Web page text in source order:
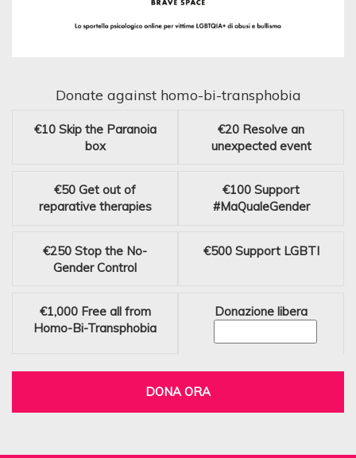
Donate against homo-bi-transphobia
€10 Skip the Paranoia
box
€20 Resolve an
unexpected event
€50 Get out of
reparative therapies
€100 Support
#MaQualeGender
€250 Stop the No-
Gender Control
€500 Support LGBTI
€1,000 Free all from
Homo-Bi-Transphobia
Donazione libera
DONA ORA